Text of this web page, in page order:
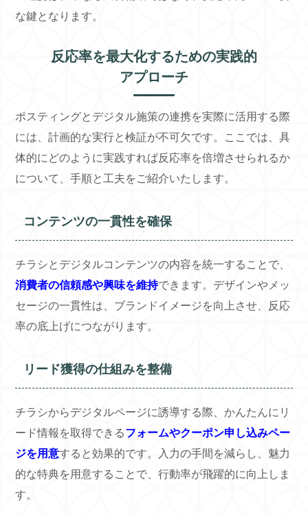
な鍵となります。
反応率を最大化するための実践的
アプローチ
ポスティングとデジタル施策の連携を実際に活用する際
には、計画的な実行と検証が不可欠です。ここでは、具
体的にどのように実践すれば反応率を倍増させられるか
について、手順と工夫をご紹介いたします。
コンテンツの一貫性を確保
チラシとデジタルコンテンツの内容を統一することで、
消費者の信頼感や興味を維持できます。デザインやメッ
セージの一貫性は、ブランドイメージを向上させ、反応
率の底上げにつながります。
リード獲得の仕組みを整備
チラシからデジタルページに誘導する際、かんたんにリ
ード情報を取得できるフォームやクーポン申し込みペー
ジを用意すると効果的です。入力の手間を減らし、魅力
的な特典を用意することで、行動率が飛躍的に向上しま
す。